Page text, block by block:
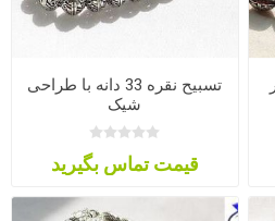
تسبیح نقره 33 دانه با طراحی
شیک
قیمت تماس بگیرید